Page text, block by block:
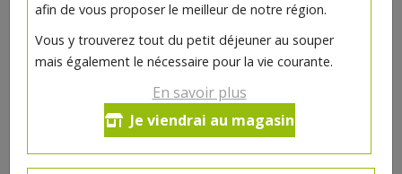
afin de vous proposer le meilleur de notre région.
Vous y trouverez tout du petit déjeuner au souper
mais également le nécessaire pour la vie courante.
En savoir plus
Je viendrai au magasin
NOTRE SÉLECTION
Venez découvrir le Coffee Corner dans votre épicerie